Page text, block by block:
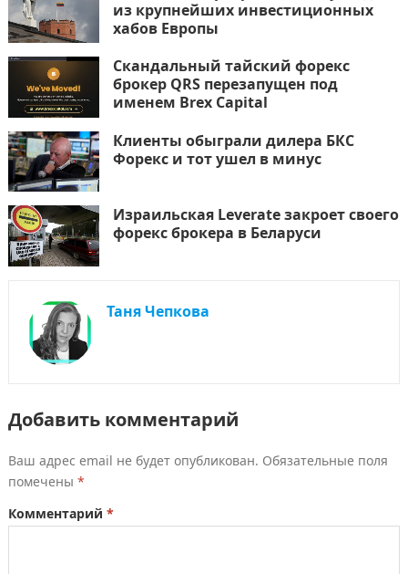
из крупнейших инвестиционных
хабов Европы
Скандальный тайский форекс
брокер QRS перезапущен под
именем Brex Capital
Клиенты обыграли дилера БКС
Форекс и тот ушел в минус
Израильская Leverate закроет своего
форекс брокера в Беларуси
Таня Чепкова
Добавить комментарий
Ваш адрес email не будет опубликован. Обязательные поля
помечены *
Комментарий *